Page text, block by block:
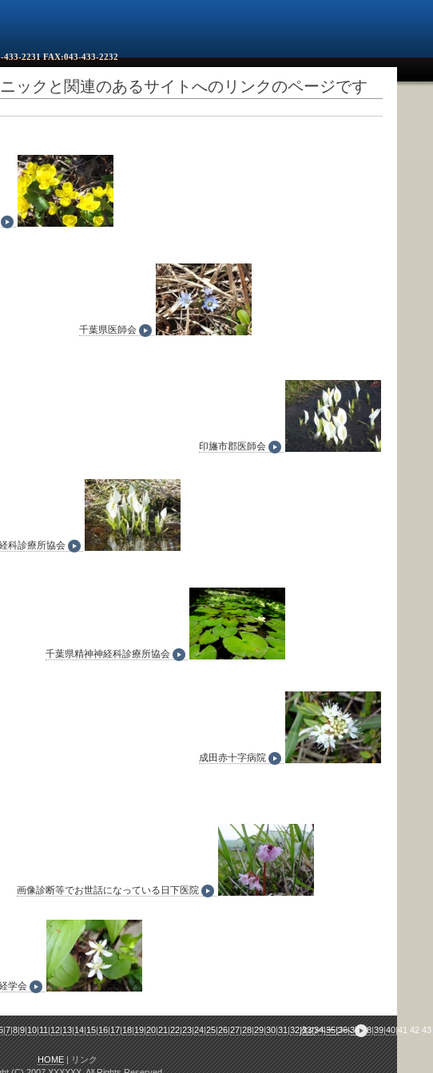
2231FAX:043-433-2232
ックと関連のあるサイトへのリンクのページです
千葉県医師会
印旛市郡医師会
科診療所協会
千葉県精神神経科診療所協会
成田赤十字病院
画像診断等でお世話になっている日下医院
学会
|7|8|9|10|11|12|13|14|15|16|17|18|19|20|21|22|23|24|25|26|27|28|29|30|31|32|33|34|35|36|37|38|39|40|41 |42 |43
次のページへ
HOME|リンク